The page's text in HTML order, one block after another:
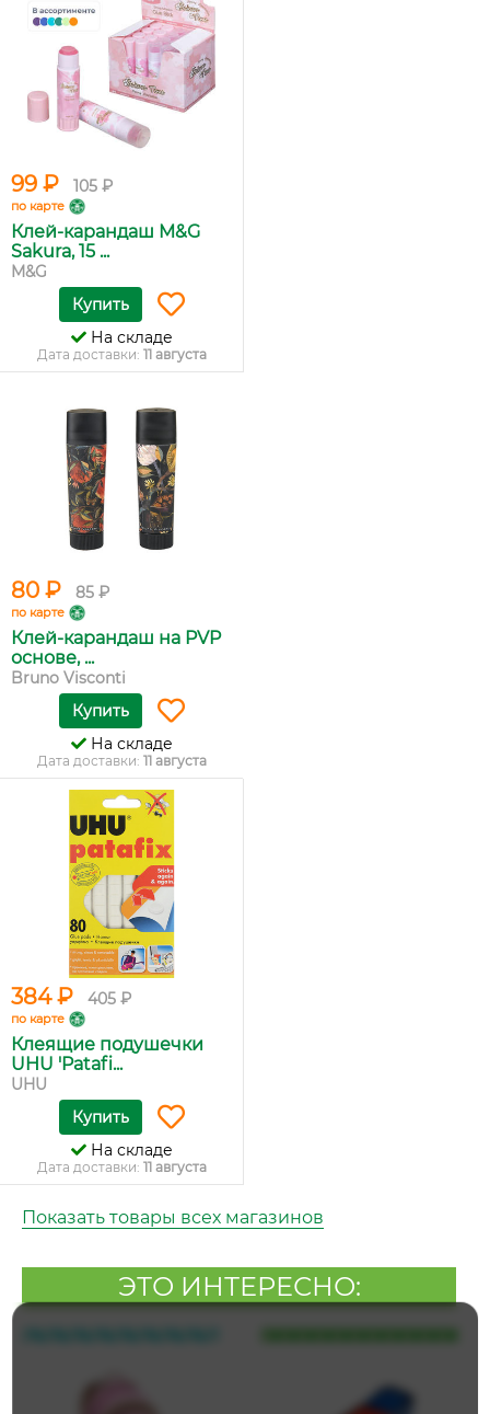
99 ₽ 105 ₽
по карте
Клей-карандаш M&G
Sakura, 15 ...
M&G
Купить
На складе
Дата доставки: 11 августа
80 ₽ 85 ₽
по карте
Клей-карандаш на PVP
основе, ...
Bruno Visconti
Купить
На складе
Дата доставки: 11 августа
384 ₽ 405 ₽
по карте
Клеящие подушечки
UHU 'Patafi...
UHU
Купить
На складе
Дата доставки: 11 августа
Показать товары всех магазинов
ЭТО ИНТЕРЕСНО: